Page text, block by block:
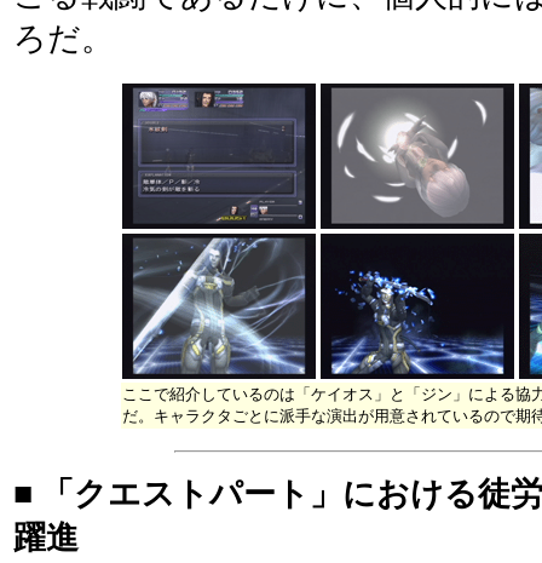
ろだ。
ここで紹介しているのは「ケイオス」と「ジン」による協
だ。キャラクタごとに派手な演出が用意されているので期
■ 「クエストパート」における徒
躍進